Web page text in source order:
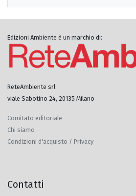
Edizioni Ambiente è un marchio di:
ReteAmbiente srl
viale Sabotino 24, 20135 Milano
Comitato editoriale
Chi siamo
Condizioni d'acquisto / Privacy
Contatti